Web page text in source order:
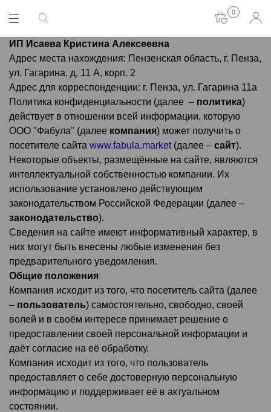
0
ИП Исаева Кристина Алексеевна
Адрес места нахождения: Пензенская область, г. Пенза,
ул. Гагарина, д. 11 А, корп. 2
Адрес для корреспонденции: г. Пенза, ул. Гагарина 11а
Политика конфиденциальности (далее – политика)
действует в отношении всей информации, которую
ООО "Фабула" (далее компания) может получить о
посетителе сайта www.fabula.market(далее – сайт).
Некоторые объекты, размещённые на сайте, являются
интеллектуальной собственностью компании. Их
использование установлено действующим
законодательством Российской Федерации (далее –
законодательство).
Сведения на сайте имеют информативный характер, в
них могут быть внесены любые изменения без
предварительного уведомления.
Общие положения
Компания исходит из того, что посетитель сайта (далее
– пользователь) самостоятельно, свободно, своей
волей и в своём интересе принимает решение о
предоставлении своей персональной информации и
даёт согласие на её обработку.
Компания исходит из того, что пользователь
предоставляет о себе достоверную персональную
информацию и поддерживает её в актуальном
состоянии.